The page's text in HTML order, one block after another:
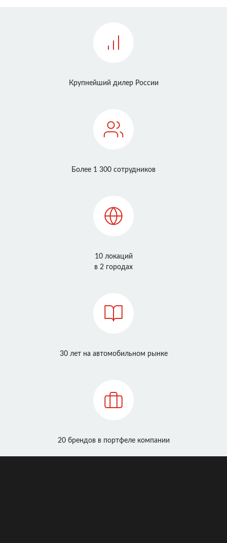
Крупнейший дилер России
Более 1 300 сотрудников
10 локаций
в 2 городах
30 лет на автомобильном рынке
20 брендов в портфеле компании